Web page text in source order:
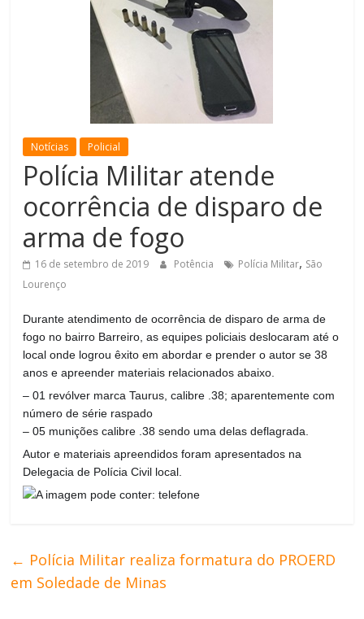
Notícias Policial
Polícia Militar atende
ocorrência de disparo de
arma de fogo
16 de setembro de 2019 Potência Polícia Militar, São
Lourenço
Durante atendimento de ocorrência de disparo de arma de
fogo no bairro Barreiro, as equipes policiais deslocaram até o
local onde logrou êxito em abordar e prender o autor se 38
anos e apreender materiais relacionados abaixo.
– 01 revólver marca Taurus, calibre .38; aparentemente com
número de série raspado
– 05 munições calibre .38 sendo uma delas deflagrada.
Autor e materiais apreendidos foram apresentados na
Delegacia de Polícia Civil local.
← Polícia Militar realiza formatura do PROERD
em Soledade de Minas